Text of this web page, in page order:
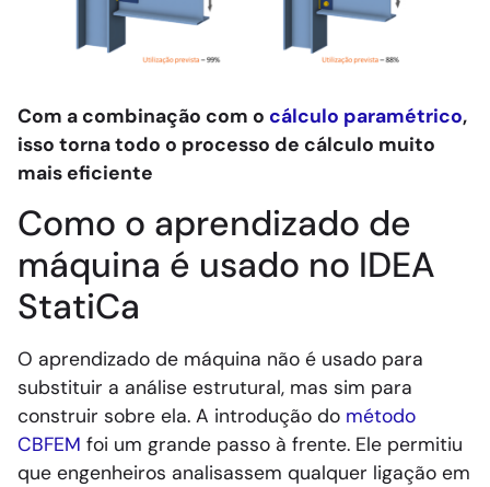
Com a combinação com o cálculo paramétrico,
isso torna todo o processo de cálculo muito
mais eficiente
Como o aprendizado de
máquina é usado no IDEA
StatiCa
O aprendizado de máquina não é usado para
substituir a análise estrutural, mas sim para
construir sobre ela. A introdução do método
CBFEM foi um grande passo à frente. Ele permitiu
que engenheiros analisassem qualquer ligação em